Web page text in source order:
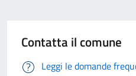
Contatta il comune
Leggi le domande